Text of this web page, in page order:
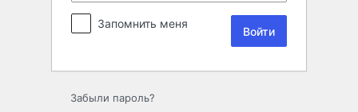
Запомнить меня
Забыли пароль?